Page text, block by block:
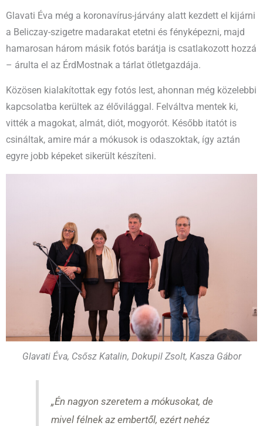
Glavati Éva még a koronavírus-járvány alatt kezdett el kijárni
a Beliczay-szigetre madarakat etetni és fényképezni, majd
hamarosan három másik fotós barátja is csatlakozott hozzá
– árulta el az ÉrdMostnak a tárlat ötletgazdája.
Közösen kialakítottak egy fotós lest, ahonnan még közelebbi
kapcsolatba kerültek az élővilággal. Felváltva mentek ki,
vitték a magokat, almát, diót, mogyorót. Később itatót is
csináltak, amire már a mókusok is odaszoktak, így aztán
egyre jobb képeket sikerült készíteni.
Glavati Éva, Csősz Katalin, Dokupil Zsolt, Kasza Gábor
„Én nagyon szeretem a mókusokat, de
mivel félnek az embertől, ezért nehéz